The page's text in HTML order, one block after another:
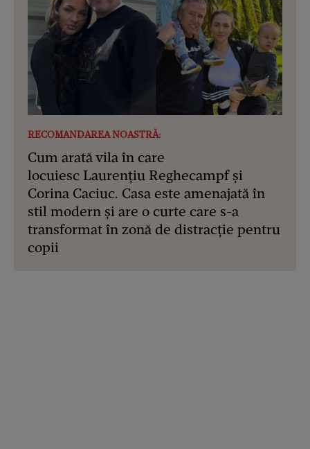
RECOMANDAREA NOASTRĂ:
Cum arată vila în care
locuiesc Laurențiu Reghecampf și
Corina Caciuc. Casa este amenajată în
stil modern și are o curte care s-a
transformat în zonă de distracție pentru
copii